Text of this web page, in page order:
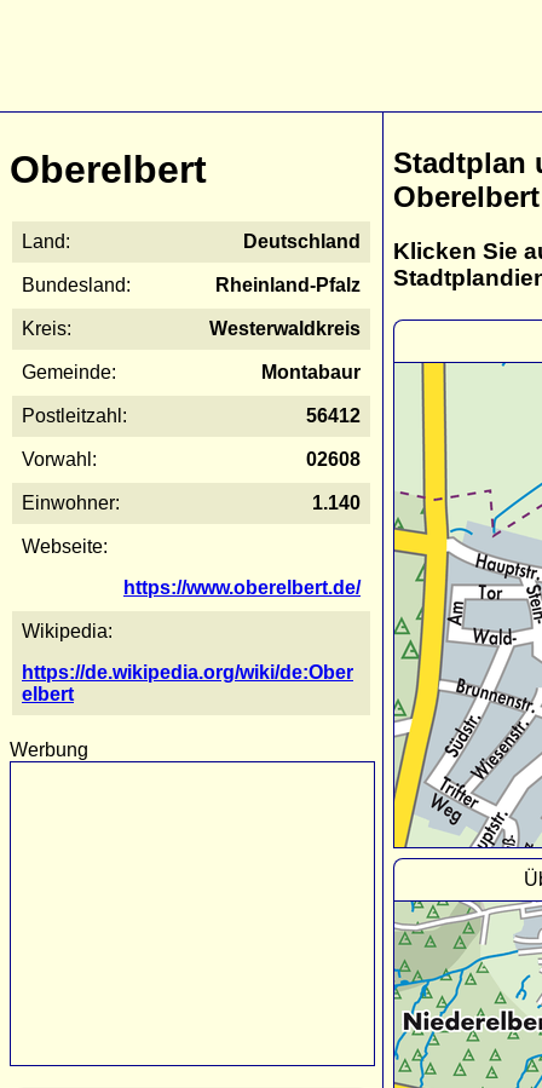
Oberelbert
Land: Deutschland
Bundesland: Rheinland-Pfalz
Kreis: Westerwaldkreis
Gemeinde: Montabaur
Postleitzahl: 56412
Vorwahl: 02608
Einwohner: 1.140
Webseite:
https://www.oberelbert.de/
Wikipedia:
https://de.wikipedia.org/wiki/de:Ober
elbert
Werbung
Stadtplan
Oberelbert
Klicken Sie